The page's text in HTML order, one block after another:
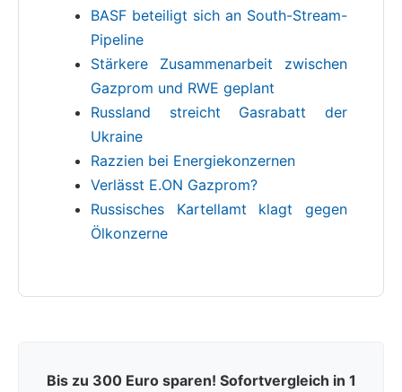
BASF beteiligt sich an South-Stream-
Pipeline
Stärkere Zusammenarbeit zwischen
Gazprom und RWE geplant
Russland streicht Gasrabatt der
Ukraine
Razzien bei Energiekonzernen
Verlässt E.ON Gazprom?
Russisches Kartellamt klagt gegen
Ölkonzerne
Bis zu 300 Euro sparen! Sofortvergleich in 1